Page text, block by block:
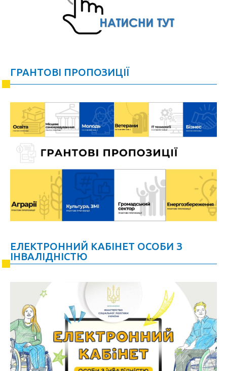
ГРАНТОВІ ПРОПОЗИЦІЇ
ЕЛЕКТРОННИЙ КАБІНЕТ ОСОБИ З
ІНВАЛІДНІСТЮ